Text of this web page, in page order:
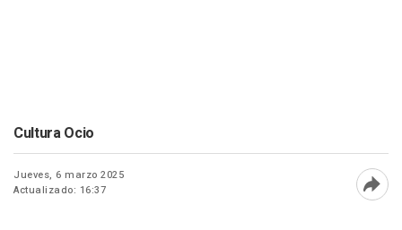
Cultura Ocio
Jueves, 6 marzo 2025
Actualizado: 16:37